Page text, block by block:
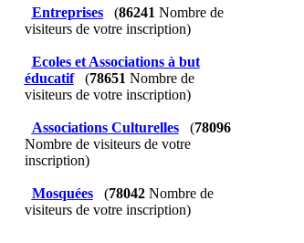
Entreprises (86241 Nombre de
visiteurs de votre inscription)
Ecoles et Associations à but
éducatif
(78651 Nombre de
visiteurs de votre inscription)
Associations Culturelles (78096
Nombre de visiteurs de votre
inscription)
Mosquées (78042Nombre de
visiteurs de votre inscription)